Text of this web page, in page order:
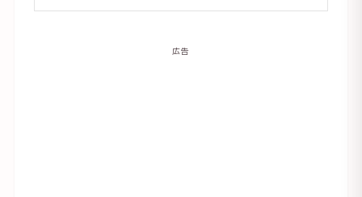
広告